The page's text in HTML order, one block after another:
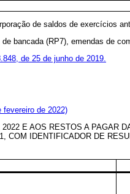
de saldos de exercícios
bancada (RP7), emendas de
de 25 de junho de 2019.
fevereiro de 2022)
E AOS RESTOS A PAGAR
COM IDENTIFICADOR DE